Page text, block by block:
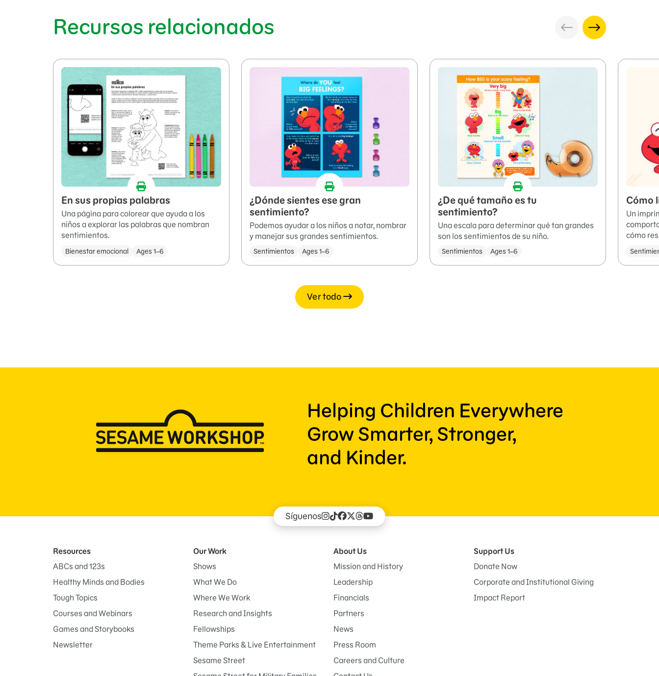
Recursos relacionados
En sus propias palabras
Una página para colorear que ayuda a los
niños a explorar las palabras que nombran
sentimientos.
Bienestar emocional Ages 1–6
¿Dónde sientes ese gran
sentimiento?
Podemos ayudar a los niños a notar, nombrar
y manejar sus grandes sentimientos.
Sentimientos Ages 1–6
¿De qué tamaño es tu
sentimiento?
Una escala para determinar qué tan grandes
son los sentimientos de su niño.
Sentimientos Ages 1–6
Cómo
Un
cómo
Ver todo
Helping Children Everywhere
Grow Smarter, Stronger,
and Kinder.
Síguenos
Resources
ABCs and 123s
Healthy Minds and Bodies
Tough Topics
Courses and Webinars
Games and Storybooks
Newsletter
Our Work
Shows
What We Do
Where We Work
Research and Insights
Fellowships
Theme Parks & Live Entertainment
Sesame Street
About Us
Mission and History
Leadership
Financials
Partners
News
Press Room
Careers and Culture
Support Us
Donate Now
Corporate and Institutional Giving
Impact Report